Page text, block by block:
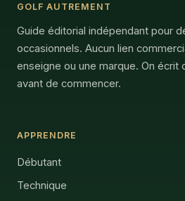
GOLF AUTREMENT
Guide éditorial indépendant pour
occasionnels. Aucun lien
enseigne ou une marque. On écrit
avant de commencer.
APPRENDRE
Débutant
Technique